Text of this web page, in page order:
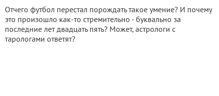
Отчего футбол перестал порождать такое умение? И почему
это произошло как-то стремительно - буквально за
последние лет двадцать пять? Может, астрологи с
тарологами ответят?